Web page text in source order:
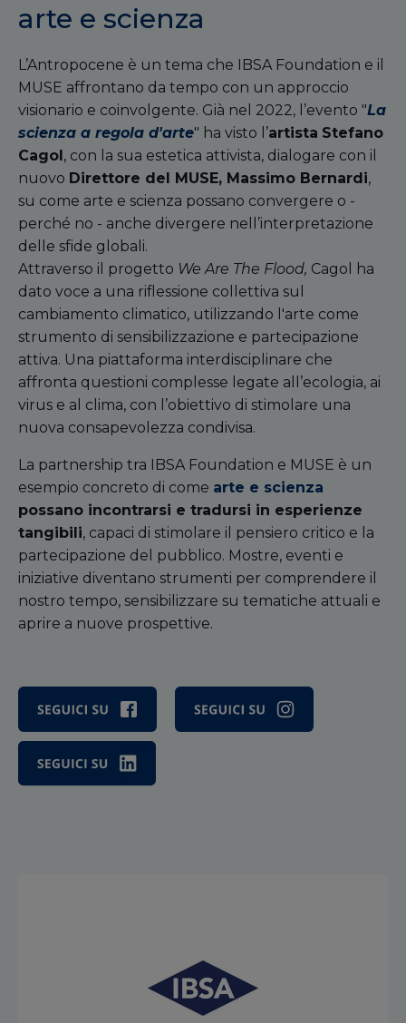
arte e scienza
L’Antropocene è un tema che IBSA Foundation e il
MUSE affrontano da tempo con un approccio
visionario e coinvolgente. Già nel 2022, l’evento "La
scienza a regola d'arte" ha visto l’artista Stefano
Cagol, con la sua estetica attivista, dialogare con il
nuovo Direttore del MUSE, Massimo Bernardi,
su come arte e scienza possano convergere o -
perché no - anche divergere nell’interpretazione
delle sfide globali.
Attraverso il progetto We Are The Flood, Cagol ha
dato voce a una riflessione collettiva sul
cambiamento climatico, utilizzando l'arte come
strumento di sensibilizzazione e partecipazione
attiva. Una piattaforma interdisciplinare che
affronta questioni complesse legate all’ecologia, ai
virus e al clima, con l’obiettivo di stimolare una
nuova consapevolezza condivisa.
La partnership tra IBSA Foundation e MUSE è un
esempio concreto di come arte e scienza
possano incontrarsi e tradursi in esperienze
tangibili, capaci di stimolare il pensiero critico e la
partecipazione del pubblico. Mostre, eventi e
iniziative diventano strumenti per comprendere il
nostro tempo, sensibilizzare su tematiche attuali e
aprire a nuove prospettive.